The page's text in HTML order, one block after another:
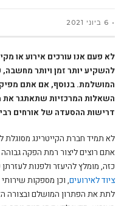
6 ביוני 2021
לא פעם אנו עורכים אירוע או
להשקיע יותר זמן ויותר
המושלמת. בנוסף, אם אתם
השאלות המרכזיות שתאתגר את
דרישות ההסעדה של אורחים
לא תמיד חברת הקייטרינג מסוגלת
אתם רוצים ליצור רמת הפקה
כזה, מומלץ להיעזר ולפנות
ציוד לאירועים, וכן מספקות
לתת את הפתרון המושלם ובצורה